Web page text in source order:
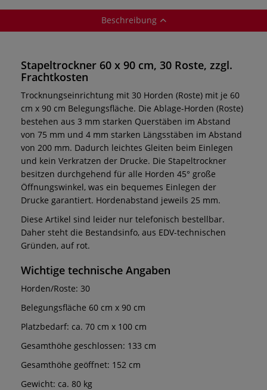
Beschreibung
Stapeltrockner 60 x 90 cm, 30 Roste, zzgl.
Frachtkosten
Trocknungseinrichtung mit 30 Horden (Roste) mit je 60
cm x 90 cm Belegungsfläche. Die Ablage-Horden (Roste)
bestehen aus 3 mm starken Querstäben im Abstand
von 75 mm und 4 mm starken Längsstäben im Abstand
von 200 mm. Dadurch leichtes Gleiten beim Einlegen
und kein Verkratzen der Drucke. Die Stapeltrockner
besitzen durchgehend für alle Horden 45° große
Öffnungswinkel, was ein bequemes Einlegen der
Drucke garantiert. Hordenabstand jeweils 25 mm.
Diese Artikel sind leider nur telefonisch bestellbar.
Daher steht die Bestandsinfo, aus EDV-technischen
Gründen, auf rot.
Wichtige technische Angaben
Horden/Roste: 30
Belegungsfläche 60 cm x 90 cm
Platzbedarf: ca. 70 cm x 100 cm
Gesamthöhe geschlossen: 133 cm
Gesamthöhe geöffnet: 152 cm
Gewicht: ca. 80 kg